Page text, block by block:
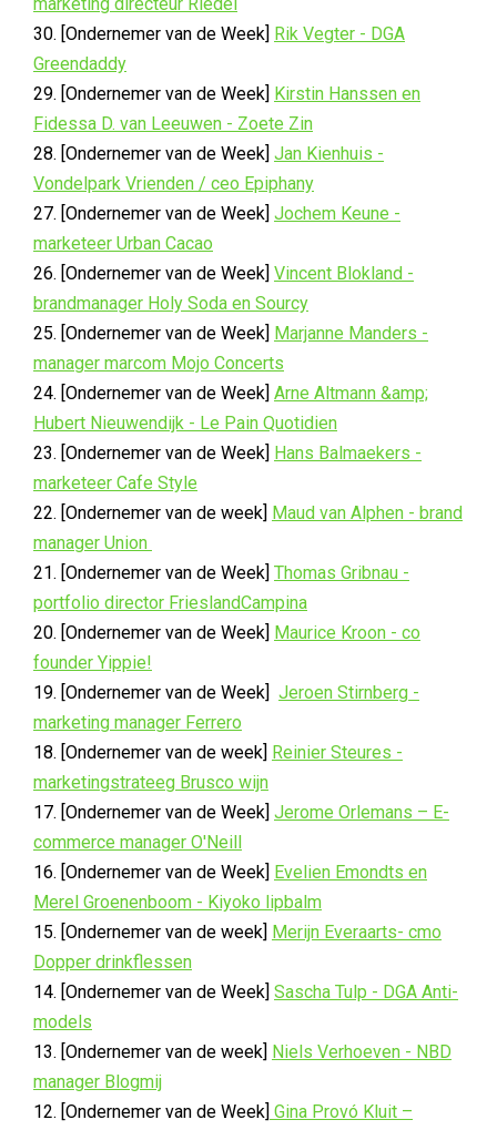
30. [Ondernemer van de Week] Rik Vegter - DGA
Greendaddy
29. [Ondernemer van de Week] Kirstin Hanssen en
Fidessa D. van Leeuwen - Zoete Zin
28. [Ondernemer van de Week] Jan Kienhuis -
Vondelpark Vrienden / ceo Epiphany
27. [Ondernemer van de Week] Jochem Keune -
marketeer Urban Cacao
26. [Ondernemer van de Week] Vincent Blokland -
brandmanager Holy Soda en Sourcy
25. [Ondernemer van de Week] Marjanne Manders -
manager marcom Mojo Concerts
24. [Ondernemer van de Week] Arne Altmann &amp;
Hubert Nieuwendijk - Le Pain Quotidien
23. [Ondernemer van de Week] Hans Balmaekers -
marketeer Cafe Style
22. [Ondernemer van de week] Maud van Alphen - brand
manager Union
21. [Ondernemer van de Week] Thomas Gribnau -
portfolio director FrieslandCampina
20. [Ondernemer van de Week] Maurice Kroon - co
founder Yippie!
19. [Ondernemer van de Week] Jeroen Stirnberg -
marketing manager Ferrero
18. [Ondernemer van de week] Reinier Steures -
marketingstrateeg Brusco wijn
17. [Ondernemer van de Week] Jerome Orlemans – E-
commerce manager O'Neill
16. [Ondernemer van de Week] Evelien Emondts en
Merel Groenenboom - Kiyoko lipbalm
15. [Ondernemer van de week] Merijn Everaarts- cmo
Dopper drinkflessen
14. [Ondernemer van de Week] Sascha Tulp - DGA Anti-
models
13. [Ondernemer van de week] Niels Verhoeven - NBD
manager Blogmij
12. [Ondernemer van de Week] Gina Provó Kluit –